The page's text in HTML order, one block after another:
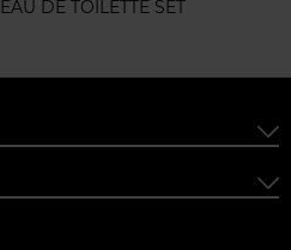
EAU DE TOILETTE SET